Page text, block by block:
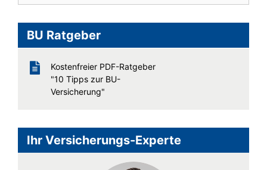
BU Ratgeber
Kostenfreier PDF-Ratgeber
"10 Tipps zur BU-
Versicherung"
Ihr Versicherungs-Experte